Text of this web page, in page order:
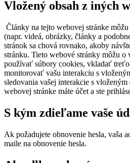
Vložený obsah z iných
Články na tejto webovej stránke
(napr. videá, obrázky, články a
stránok sa chová rovnako, akoby
stránku. Tieto webové stránky môžu o
používať súbory cookies, vkladať
monitorovať vašu interakciu s
sledovania vašej interakcie s vloženým
webovej stránke máte účet a ste
S kým zdieľame vaše
Ak požadujete obnovenie hesla, vaša
maile na obnovenie hesla.